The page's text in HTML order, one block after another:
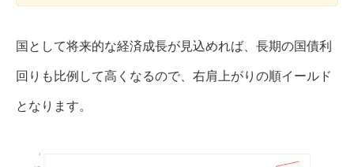
国として将来的な経済成長が見込めれば、長期の国債利
回りも比例して高くなるので、右肩上がりの順イールド
となります。